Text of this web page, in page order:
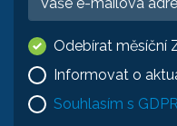
Odebírat měsíční
Informovat o
Souhlasím s GDPR